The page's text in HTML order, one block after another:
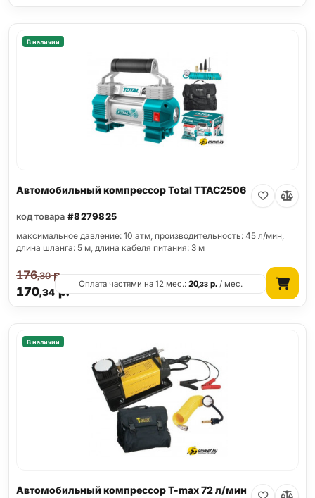
В наличии
Автомобильный компрессор Total TTAC2506
код товара #8279825
максимальное давление: 10 атм, производительность: 45 л/мин,
длина шланга: 5 м, длина кабеля питания: 3 м
170,34р.
176,30р.
Оплата частями на 12 мес.:20,33 р. / мес.
В наличии
Автомобильный компрессор T-max 72 л/мин